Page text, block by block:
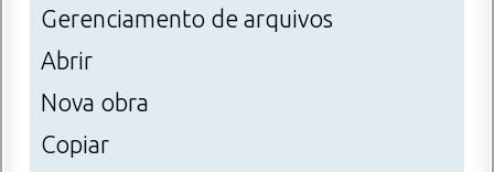
Gerenciamento de arquivos
Abrir
Nova obra
Copiar